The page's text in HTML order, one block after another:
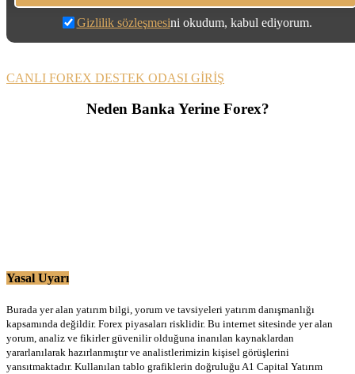
Gizlilik sözleşmesini okudum, kabul ediyorum.
CANLI FOREX DESTEK ODASI GİRİŞ
Neden Banka Yerine Forex?
Yasal Uyarı
Burada yer alan yatırım bilgi, yorum ve tavsiyeleri yatırım danışmanlığı
kapsamında değildir. Forex piyasaları risklidir. Bu internet sitesinde yer alan
yorum, analiz ve fikirler güvenilir olduğuna inanılan kaynaklardan
yararlanılarak hazırlanmıştır ve analistlerimizin kişisel görüşlerini
yansıtmaktadır. Kullanılan tablo grafiklerin doğruluğu A1 Capital Yatırım